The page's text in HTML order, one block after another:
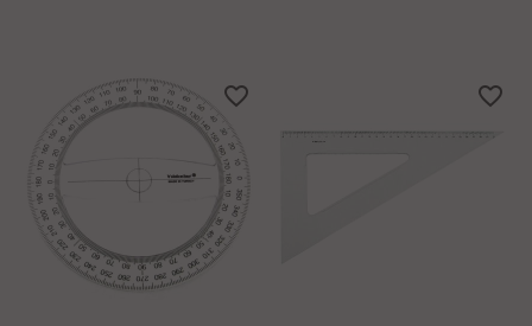
favorite_border favorite_border